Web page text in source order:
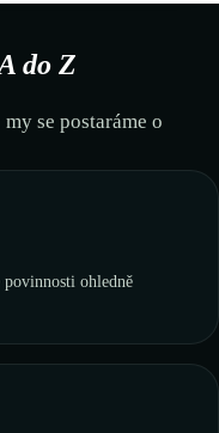
do Z
se postaráme o
ohledně